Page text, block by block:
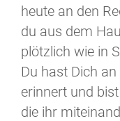
heute an den
du aus dem
plötzlich wie in
Du hast Dich
erinnert und
die ihr